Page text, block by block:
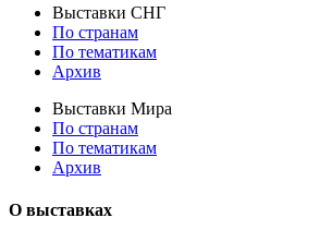
Выставки СНГ
По странам
По тематикам
Архив
Выставки Мира
По странам
По тематикам
Архив
О выставках